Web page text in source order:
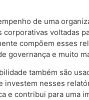
de uma
voltadas
compõem esses
governança e muito
também são
investem nesses
e contribui para uma